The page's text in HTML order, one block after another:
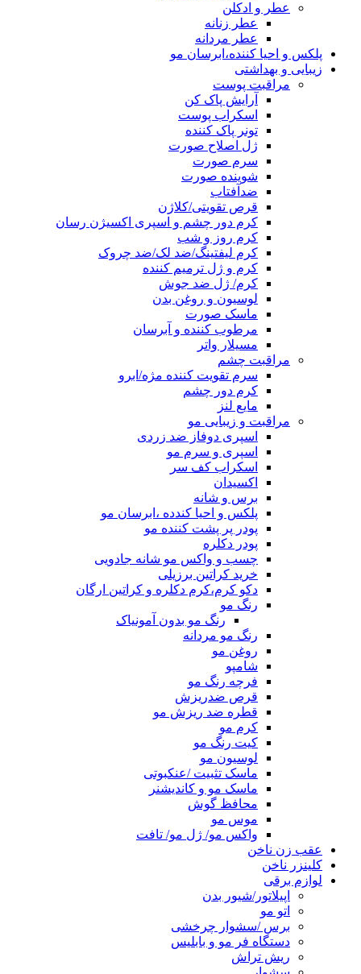
عطر و ادکلن
عطر زنانه
عطر مردانه
پلکس و احیا کننده،ابرسان مو
زیبایی و بهداشتی
مراقبت پوست
آرایش پاک کن
اسکراب پوست
تونر پاک کننده
ژل اصلاح صورت
سرم صورت
شوینده صورت
ضدآفتاب
قرص تقویتی/کلاژن
کرم دور چشم و اسپری اکسیژن رسان
کرم روز و شب
کرم لیفتینگ/ضد لک/ضد چروک
کرم و ژل ترمیم کننده
کرم/ ژل ضد جوش
لوسیون و روغن بدن
ماسک صورت
مرطوب کننده و آبرسان
مسیلار واتر
مراقبت چشم
سرم تقویت کننده مژه/ابرو
کرم دور چشم
مایع لنز
مراقبت و زیبایی مو
اسپری دوفاز ضد زردی
اسپری و سرم مو
اسکراب کف سر
اکسیدان
برس و شانه
پلکس و احیا کندده ،ابرسان مو
پودر پر پشت کننده مو
پودر دکلره
چسب و واکس مو شانه جادویی
خرید کراتین برزیلی
دکو کرم،کرم دکلره و کراتین ارگان
رنگ مو
رنگ مو بدون آمونیاک
رنگ مو مردانه
روغن مو
شامپو
فرچه رنگ مو
قرص ضدریزش
قطره ضد ریزش مو
کرم مو
کیت رنگ مو
لوسیون مو
ماسک تثبیت /عنکبوتی
ماسک مو و کاندیشنر
محافظ گوش
موس مو
واکس مو/ ژل مو/ تافت
عقب زن ناخن
کلینزر ناخن
لوازم برقی
اپیلاتور/شیور بدن
اتو مو
برس /سشوار چرخشی
دستگاه فر مو و بابلیس
ریش تراش